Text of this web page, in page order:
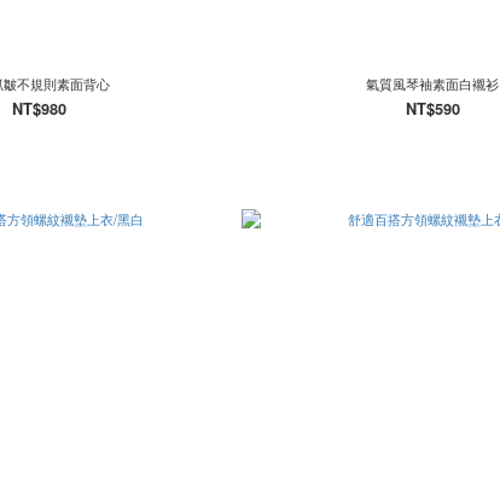
皺不規則素面背心
NT$980
氣質風琴袖素面白襯衫
NT$590